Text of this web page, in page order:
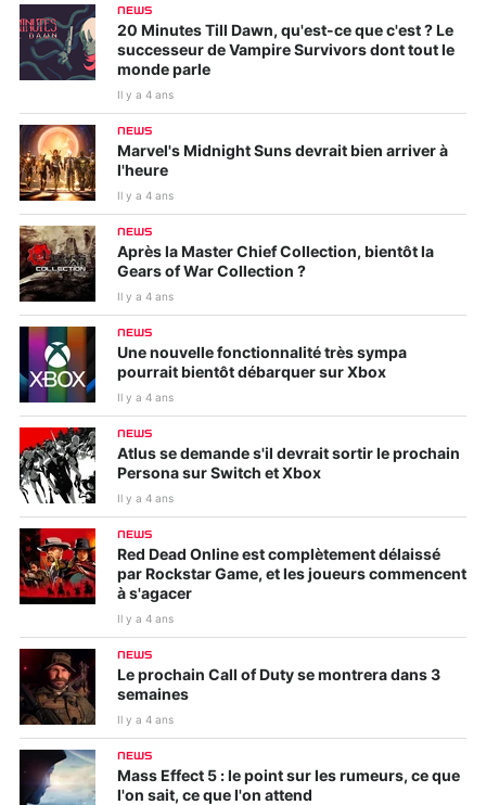
NEWS
20 Minutes Till Dawn, qu'est-ce que c'est ? Le
successeur de Vampire Survivors dont tout le
monde parle
Il y a 4 ans
NEWS
Marvel's Midnight Suns devrait bien arriver à
l'heure
Il y a 4 ans
NEWS
Après la Master Chief Collection, bientôt la
Gears of War Collection ?
Il y a 4 ans
NEWS
Une nouvelle fonctionnalité très sympa
pourrait bientôt débarquer sur Xbox
Il y a 4 ans
NEWS
Atlus se demande s'il devrait sortir le prochain
Persona sur Switch et Xbox
Il y a 4 ans
NEWS
Red Dead Online est complètement délaissé
par Rockstar Game, et les joueurs commencent
à s'agacer
Il y a 4 ans
NEWS
Le prochain Call of Duty se montrera dans 3
semaines
Il y a 4 ans
NEWS
Mass Effect 5 : le point sur les rumeurs, ce que
l'on sait, ce que l'on attend